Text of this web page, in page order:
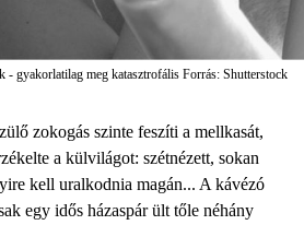
- gyakorlatilag meg katasztrofális Forrás: Shutterstock
zokogás szinte feszíti a mellkasát,
a külvilágot: szétnézett, sokan
kell uralkodnia magán... A kávézó
egy idős házaspár ült tőle néhány